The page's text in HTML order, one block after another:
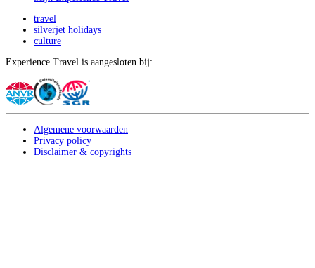
travel
silverjet holidays
culture
Experience Travel is aangesloten bij:
Algemene voorwaarden
Privacy policy
Disclaimer & copyrights